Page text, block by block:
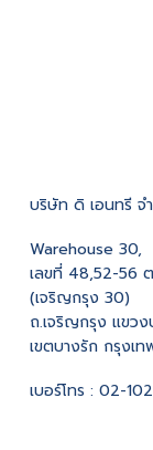
บริษัท ดิ เอนทรี จ
Warehouse 30,
เลขที่ 48,52-56
(เจริญกรุง 30)
ถ.เจริญกรุง แขวง
เขตบางรัก กรุงเ
เบอร์โทร : 02-